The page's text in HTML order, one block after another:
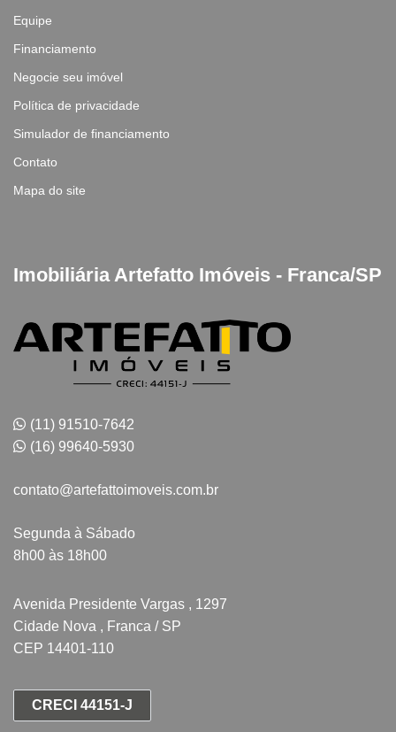
Equipe
Financiamento
Negocie seu imóvel
Política de privacidade
Simulador de financiamento
Contato
Mapa do site
Imobiliária Artefatto Imóveis - Franca/SP
(11) 91510-7642
(16) 99640-5930
contato@artefattoimoveis.com.br
Segunda à Sábado
8h00 às 18h00
Avenida Presidente Vargas , 1297
Cidade Nova , Franca / SP
CEP 14401-110
CRECI 44151-J